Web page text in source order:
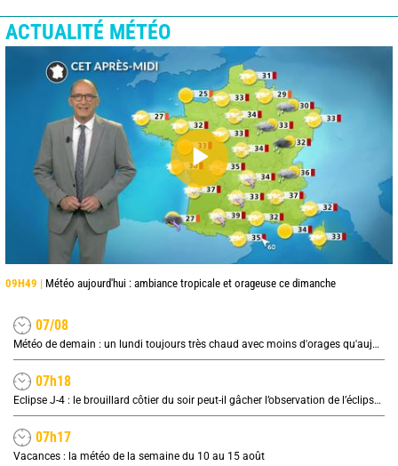
ACTUALITÉ MÉTÉO
09H49 | Météo aujourd'hui : ambiance tropicale et orageuse ce dimanche
07/08
Météo de demain : un lundi toujours très chaud avec moins d'orages qu'aujourd'hui
07h18
Eclipse J-4 : le brouillard côtier du soir peut-il gâcher l’observation de l’éclipse à la plage ?
07h17
Vacances : la météo de la semaine du 10 au 15 août